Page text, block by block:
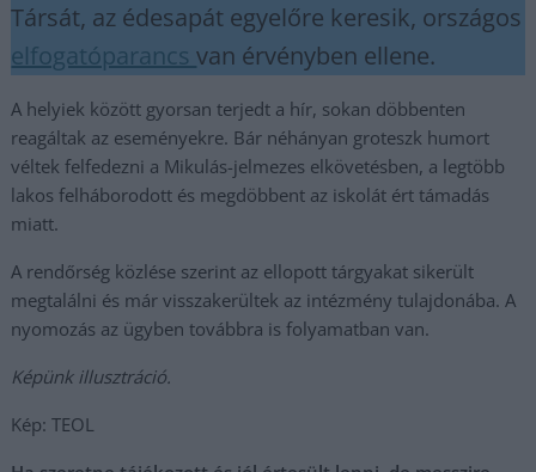
Társát, az édesapát egyelőre keresik, országos
elfogatóparancsvan érvényben ellene.
A helyiek között gyorsan terjedt a hír, sokan döbbenten
reagáltak az eseményekre. Bár néhányan groteszk humort
véltek felfedezni a Mikulás-jelmezes elkövetésben, a legtöbb
lakos felháborodott és megdöbbent az iskolát ért támadás
miatt.
A rendőrség közlése szerint az ellopott tárgyakat sikerült
megtalálni és már visszakerültek az intézmény tulajdonába. A
nyomozás az ügyben továbbra is folyamatban van.
Képünk illusztráció.
Kép: TEOL